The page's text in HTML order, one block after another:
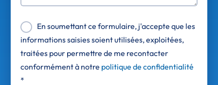
En soumettant ce formulaire, j'accepte que les
informations saisies soient utilisées, exploitées,
traitées pour permettre de me recontacter
conformément à notre politique de confidentialité
*